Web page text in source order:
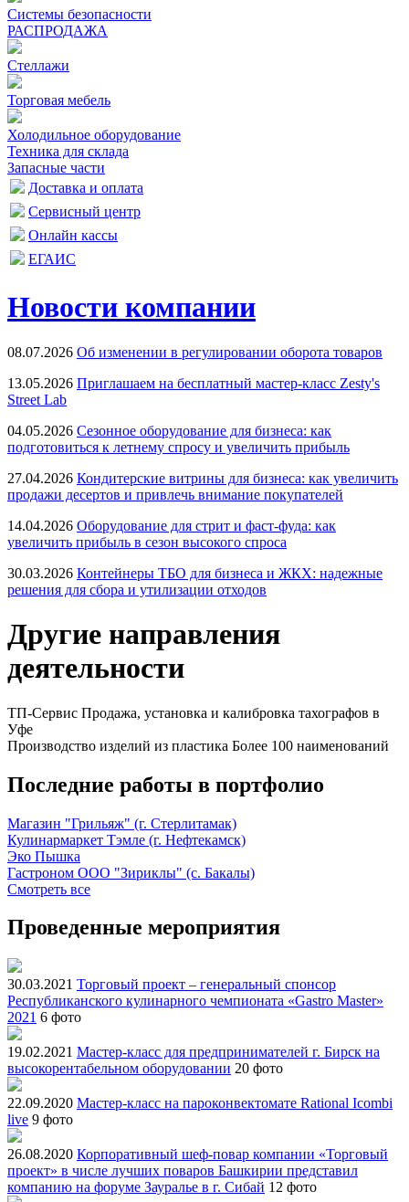
Системы безопасности
РАСПРОДАЖА
Стеллажи
Торговая мебель
Холодильное оборудование
Техника для склада
Запасные части
Доставка и оплата
Сервисный центр
Онлайн кассы
ЕГАИС
Новости компании
08.07.2026 Об изменении в регулировании оборота товаров
13.05.2026 Приглашаем на бесплатный мастер-класс Zesty's
Street Lab
04.05.2026 Сезонное оборудование для бизнеса: как
подготовиться к летнему спросу и увеличить прибыль
27.04.2026 Кондитерские витрины для бизнеса: как увеличить
продажи десертов и привлечь внимание покупателей
14.04.2026 Оборудование для стрит и фаст-фуда: как
увеличить прибыль в сезон высокого спроса
30.03.2026 Контейнеры ТБО для бизнеса и ЖКХ: надежные
решения для сбора и утилизации отходов
Другие направления
деятельности
ТП-Сервис Продажа, установка и калибровка тахографов в
Уфе
Производство изделий из пластика Более 100 наименований
Последние работы в портфолио
Магазин "Грильяж" (г. Стерлитамак)
Кулинармаркет Тэмле (г. Нефтекамск)
Эко Пышка
Гастроном ООО "Зириклы" (с. Бакалы)
Смотреть все
Проведенные мероприятия
30.03.2021 Торговый проект – генеральный спонсор
Республиканского кулинарного чемпионата «Gastro Master»
2021 6 фото
19.02.2021 Мастер-класс для предпринимателей г. Бирск на
высокорентабельном оборудовании 20 фото
22.09.2020 Мастер-класс на пароконвектомате Rational Icombi
live 9 фото
26.08.2020 Корпоративный шеф-повар компании «Торговый
проект» в числе лучших поваров Башкирии представил
компанию на форуме Зауралье в г. Сибай 12 фото